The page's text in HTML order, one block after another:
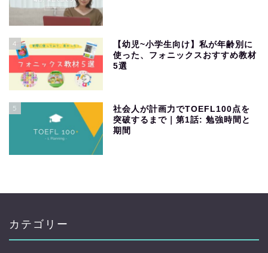
4
【幼児~小学生向け】私が年齢別に
使った、フォニックスおすすめ教材
5選
5
社会人が計画力でTOEFL100点を
突破するまで｜第1話: 勉強時間と
期間
カテゴリー